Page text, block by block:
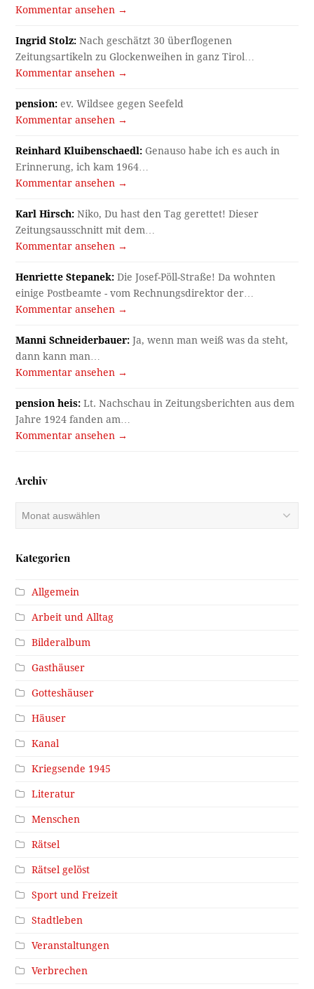
Kommentar ansehen →
Ingrid Stolz: Nach geschätzt 30 überflogenen
Zeitungsartikeln zu Glockenweihen in ganz Tirol…
Kommentar ansehen →
pension: ev. Wildsee gegen Seefeld
Kommentar ansehen →
Reinhard Kluibenschaedl: Genauso habe ich es auch in
Erinnerung, ich kam 1964…
Kommentar ansehen →
Karl Hirsch: Niko, Du hast den Tag gerettet! Dieser
Zeitungsausschnitt mit dem…
Kommentar ansehen →
Henriette Stepanek: Die Josef-Pöll-Straße! Da wohnten
einige Postbeamte - vom Rechnungsdirektor der…
Kommentar ansehen →
Manni Schneiderbauer: Ja, wenn man weiß was da steht,
dann kann man…
Kommentar ansehen →
pension heis: Lt. Nachschau in Zeitungsberichten aus dem
Jahre 1924 fanden am…
Kommentar ansehen →
Archiv
Kategorien
Allgemein
Arbeit und Alltag
Bilderalbum
Gasthäuser
Gotteshäuser
Häuser
Kanal
Kriegsende 1945
Literatur
Menschen
Rätsel
Rätsel gelöst
Sport und Freizeit
Stadtleben
Veranstaltungen
Verbrechen